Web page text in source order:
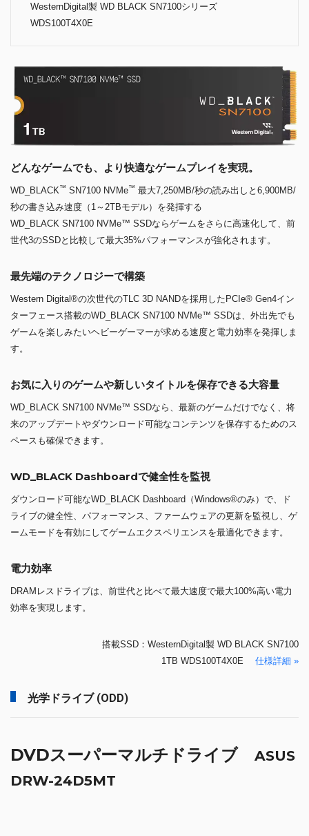
WesternDigital製 WD BLACK SN7100シリーズ
WDS100T4X0E
どんなゲームでも、より快適なゲームプレイを実現。
WD_BLACK™ SN7100 NVMe™ 最大7,250MB/秒の読み出しと6,900MB/
秒の書き込み速度（1～2TBモデル）を発揮する
WD_BLACK SN7100 NVMe™ SSDならゲームをさらに高速化して、前
世代3のSSDと比較して最大35%パフォーマンスが強化されます。
最先端のテクノロジーで構築
Western Digital®の次世代のTLC 3D NANDを採用したPCIe® Gen4イン
ターフェース搭載のWD_BLACK SN7100 NVMe™ SSDは、外出先でも
ゲームを楽しみたいヘビーゲーマーが求める速度と電力効率を発揮しま
す。
お気に入りのゲームや新しいタイトルを保存できる大容量
WD_BLACK SN7100 NVMe™ SSDなら、最新のゲームだけでなく、将
来のアップデートやダウンロード可能なコンテンツを保存するためのス
ペースも確保できます。
WD_BLACK Dashboardで健全性を監視
ダウンロード可能なWD_BLACK Dashboard（Windows®のみ）で、ド
ライブの健全性、パフォーマンス、ファームウェアの更新を監視し、ゲ
ームモードを有効にしてゲームエクスペリエンスを最適化できます。
電力効率
DRAMレスドライブは、前世代と比べて最大速度で最大100%高い電力
効率を実現します。
搭載SSD：WesternDigital製 WD BLACK SN7100
1TB WDS100T4X0E 仕様詳細 »
光学ドライブ (ODD)
DVDスーパーマルチドライブ ASUS
DRW-24D5MT